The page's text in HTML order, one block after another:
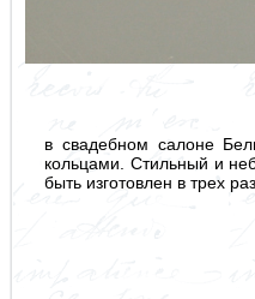
в свадебном салоне
кольцами. Стильный и
быть изготовлен в трех